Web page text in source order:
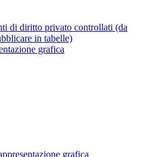
di diritto privato controllati (da
in tabelle)
grafica
grafica